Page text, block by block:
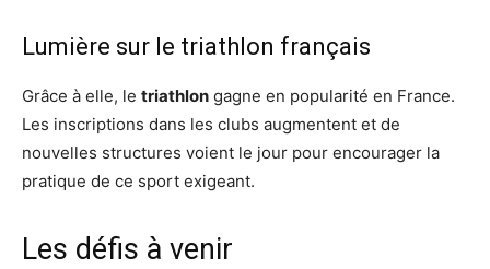
Lumière sur le triathlon français
Grâce à elle, le triathlon gagne en popularité en France.
Les inscriptions dans les clubs augmentent et de
nouvelles structures voient le jour pour encourager la
pratique de ce sport exigeant.
Les défis à venir